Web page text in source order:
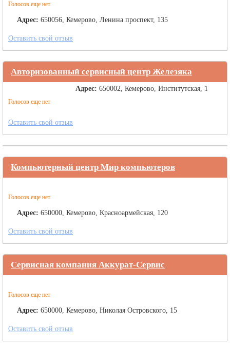
Голосов еще нет
Адрес: 650056, Кемерово, Ленина проспект, 135
Оставить свой отзыв
Авторизованный сервисный центр Железяка
Голосов еще нет
Адрес: 650002, Кемерово, Институтская, 1
Оставить свой отзыв
Компьютерный центр Мир компьютеров
Голосов еще нет
Адрес: 650000, Кемерово, Красноармейская, 120
Оставить свой отзыв
Сервисная компания Аккурат-Сервис
Голосов еще нет
Адрес: 650000, Кемерово, Николая Островского, 15
Оставить свой отзыв